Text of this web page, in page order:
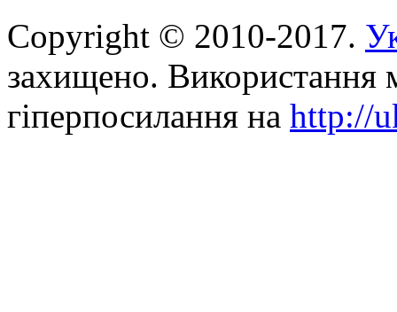
Copyright © 2010-2017.
захищено. Використання
гіперпосилання на http://